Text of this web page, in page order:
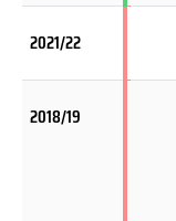
2021/22
2018/19